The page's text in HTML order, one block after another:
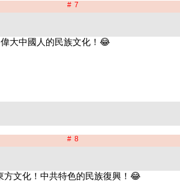
# 7
# 8